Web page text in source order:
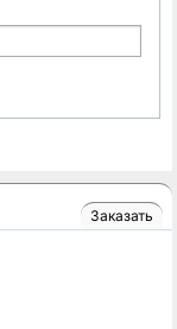
Заказать